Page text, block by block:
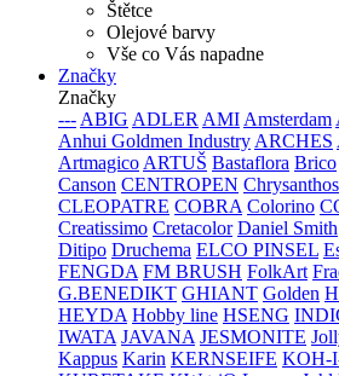
Štětce
Olejové barvy
Vše co Vás napadne
Značky
Značky
--- ABIG ADLER AMI Amsterdam
Anhui Goldmen Industry ARCHES
Artmagico ARTUŠ Bastaflora Brico
Canson CENTROPEN Chrysanthos
CLEOPATRE COBRA Colorino
Creatissimo Cretacolor Daniel Smith
Ditipo Druchema ELCO PINSEL
FENGDA FM BRUSH FolkArt
G.BENEDIKT GHIANT Golden
HEYDA Hobby line HSENG
IWATA JAVANA JESMONITE
Kappus Karin KERNSEIFE KOH-